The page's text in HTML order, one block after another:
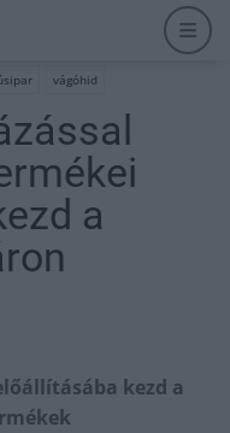
vágóhid
a
kezd a